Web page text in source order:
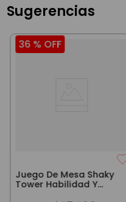
Sugerencias
36 % OFF
Juego De Mesa Shaky
Tower Habilidad Y